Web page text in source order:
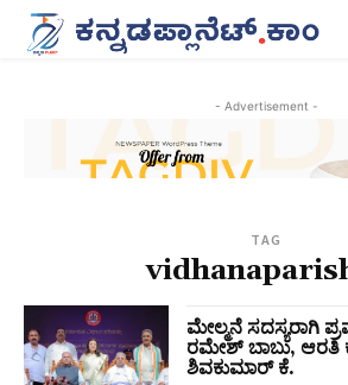
- Advertisement -
TAG
ಮೇಲ್ಮನೆ ಸದಸ್ಯರಾಗಿ
ರಮೇಶ್ ಬಾಬು, ಆರತಿ
ಶಿವಕುಮಾರ್ ಕೆ.